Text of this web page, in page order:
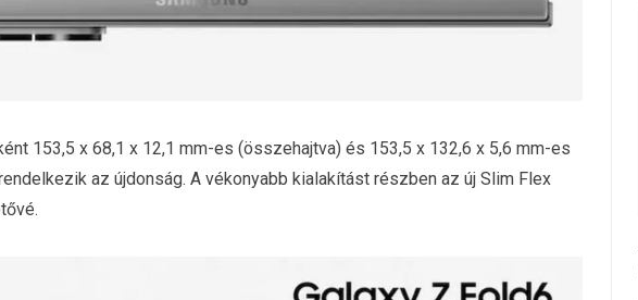
153,5 x 68,1 x 12,1 mm-es (összehajtva) és 153,5 x 132,6 x 5,6 mm-es
az újdonság. A vékonyabb kialakítást részben az új Slim Flex